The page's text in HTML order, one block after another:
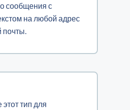
сообщения с
на любой адрес
почты.
тип для